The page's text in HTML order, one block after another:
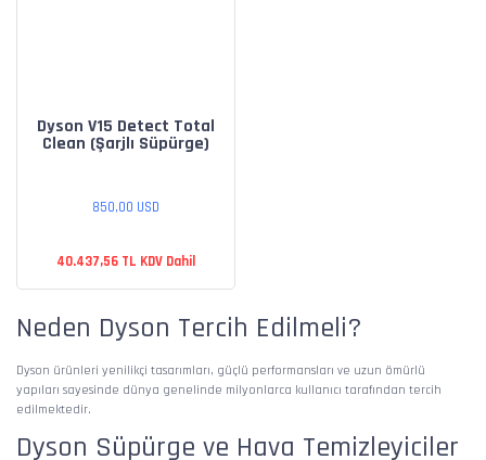
Dyson V15 Detect Total
Clean (Şarjlı Süpürge)
850,00 USD
40.437,56 TL KDV Dahil
Neden Dyson Tercih Edilmeli?
Dyson ürünleri yenilikçi tasarımları, güçlü performansları ve uzun ömürlü
yapıları sayesinde dünya genelinde milyonlarca kullanıcı tarafından tercih
edilmektedir.
Dyson Süpürge ve Hava Temizleyiciler